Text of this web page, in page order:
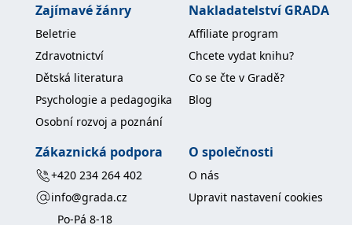
Zajímavé žánry
Beletrie
Zdravotnictví
Dětská literatura
Psychologie a pedagogika
Osobní rozvoj a poznání
Nakladatelství GRADA
Affiliate program
Chcete vydat knihu?
Co se čte v Gradě?
Blog
Zákaznická podpora
+420 234 264 402
info@grada.cz
Po-Pá 8-18
O společnosti
O nás
Upravit nastavení cookies